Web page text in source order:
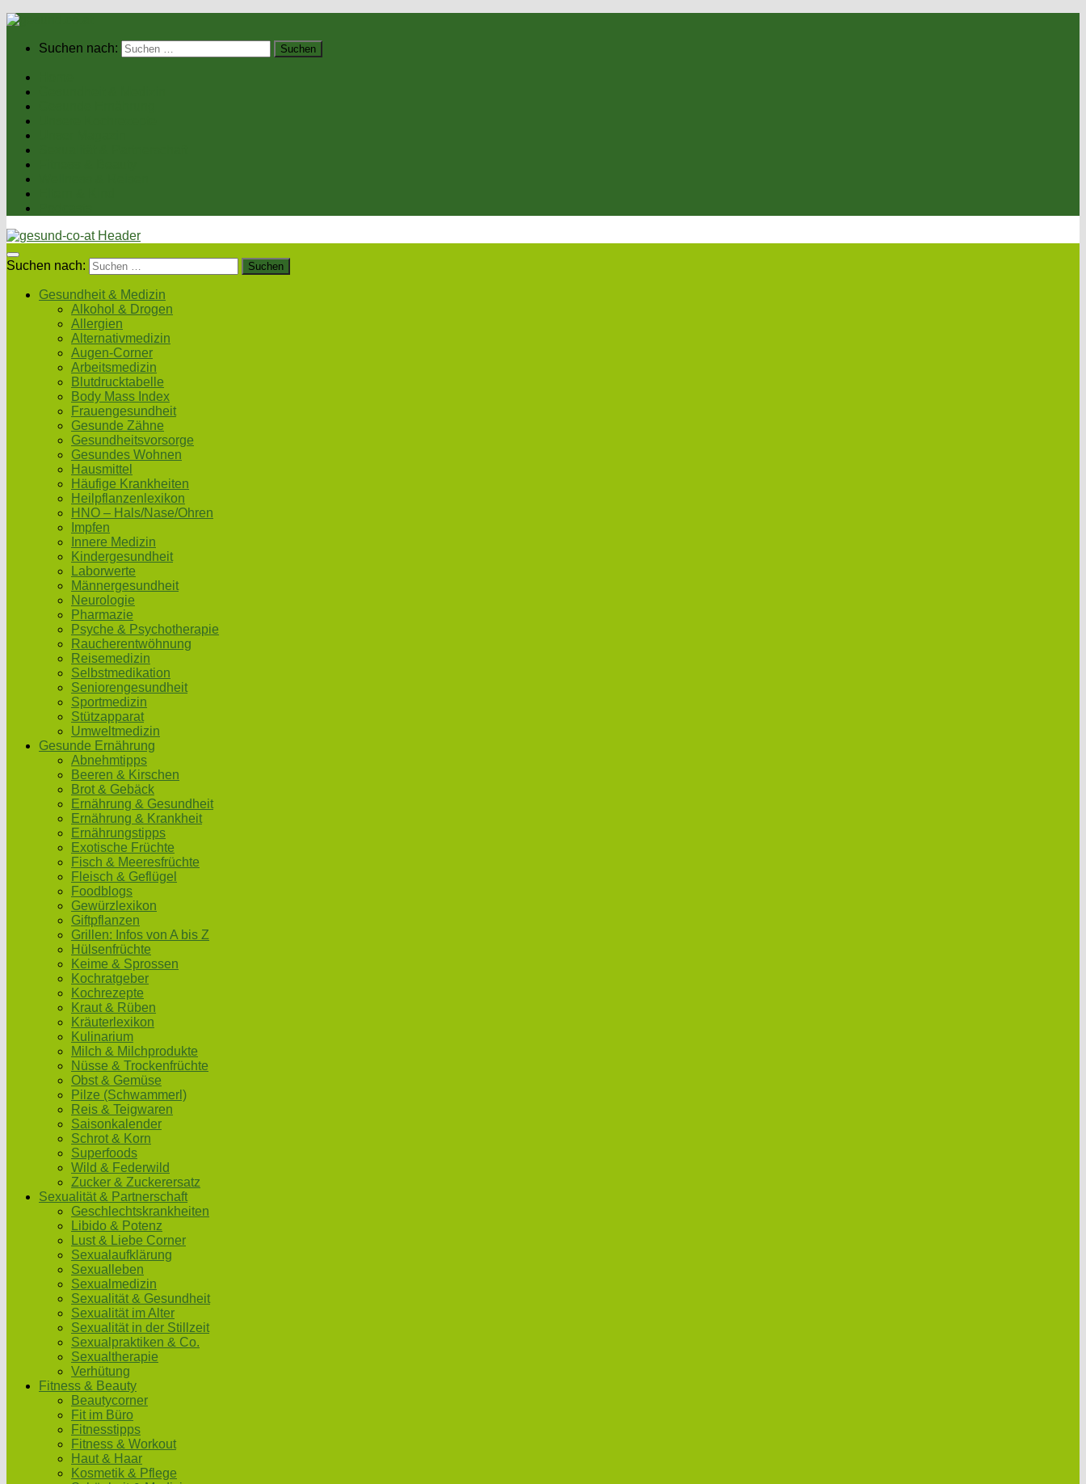
Suchen nach:
Suchen nach:
Gesundheit & Medizin
Alkohol & Drogen
Allergien
Alternativmedizin
Augen-Corner
Arbeitsmedizin
Blutdrucktabelle
Body Mass Index
Frauengesundheit
Gesunde Zähne
Gesundheitsvorsorge
Gesundes Wohnen
Hausmittel
Häufige Krankheiten
Heilpflanzenlexikon
HNO – Hals/Nase/Ohren
Impfen
Innere Medizin
Kindergesundheit
Laborwerte
Männergesundheit
Neurologie
Pharmazie
Psyche & Psychotherapie
Raucherentwöhnung
Reisemedizin
Selbstmedikation
Seniorengesundheit
Sportmedizin
Stützapparat
Umweltmedizin
Gesunde Ernährung
Abnehmtipps
Beeren & Kirschen
Brot & Gebäck
Ernährung & Gesundheit
Ernährung & Krankheit
Ernährungstipps
Exotische Früchte
Fisch & Meeresfrüchte
Fleisch & Geflügel
Foodblogs
Gewürzlexikon
Giftpflanzen
Grillen: Infos von A bis Z
Hülsenfrüchte
Keime & Sprossen
Kochratgeber
Kochrezepte
Kraut & Rüben
Kräuterlexikon
Kulinarium
Milch & Milchprodukte
Nüsse & Trockenfrüchte
Obst & Gemüse
Pilze (Schwammerl)
Reis & Teigwaren
Saisonkalender
Schrot & Korn
Superfoods
Wild & Federwild
Zucker & Zuckerersatz
Sexualität & Partnerschaft
Geschlechtskrankheiten
Libido & Potenz
Lust & Liebe Corner
Sexualaufklärung
Sexualleben
Sexualmedizin
Sexualität & Gesundheit
Sexualität im Alter
Sexualität in der Stillzeit
Sexualpraktiken & Co.
Sexualtherapie
Verhütung
Fitness & Beauty
Beautycorner
Fit im Büro
Fitnesstipps
Fitness & Workout
Haut & Haar
Kosmetik & Pflege